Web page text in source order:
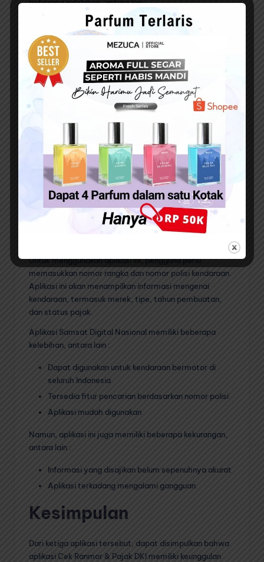
beberapa kelebihan, antara lain :
Dapat digunakan untuk kendaraan bermotor di
seluruh Indonesia
Tersedia fitur pencarian berdasarkan nomor polisi
Aplikasi mudah digunakan
Kekurangan aplikasi Cek Pajak Kendaraan Bermotor
adalah :
Informasi yang disajikan belum sepenuhnya akurat
Aplikasi terkadang mengalami gangguan
Samsat Digital Nasional
(SIGNAL)
Aplikasi cek nomor rangka motor yang terakhir adalah
Samsat Digital Nasional. Merupakan aplikasi resmi dari
Untuk menggunakan aplikasi ini, pengguna perlu
memasukkan nomor rangka dan nomor polisi kendaraan.
Aplikasi ini akan menampilkan informasi mengenai
kendaraan, termasuk merek, tipe, tahun pembuatan,
dan status pajak.
Aplikasi Samsat Digital Nasional memiliki beberapa
kelebihan, antara lain :
Dapat digunakan untuk kendaraan bermotor di
seluruh Indonesia
Tersedia fitur pencarian berdasarkan nomor polisi
Aplikasi mudah digunakan
Namun, aplikasi ini juga memiliki beberapa kekurangan,
antara lain :
Informasi yang disajikan belum sepenuhnya akurat
Aplikasi terkadang mengalami gangguan
Kesimpulan
Dari ketiga aplikasi tersebut, dapat disimpulkan bahwa
aplikasi Cek Ranmor & Pajak DKI memiliki keunggulan